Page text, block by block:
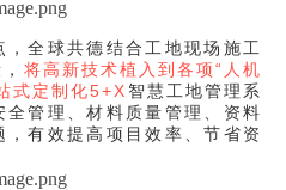
全球共德结合工地现场施工
将高新技术植入到各项“人机
式定制化5+X 智慧工地管理系
管理、材料质量管理、资料
有效提高项目效率、节省资